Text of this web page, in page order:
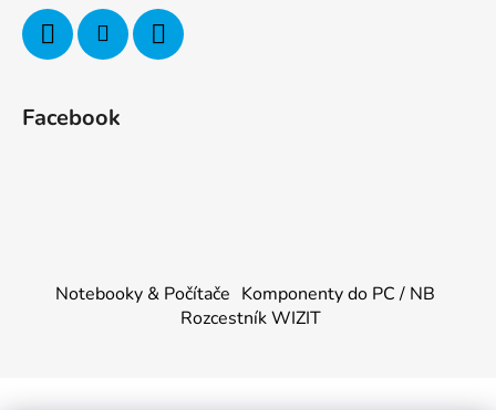
Facebook
Notebooky & Počítače Komponenty do PC / NB
Rozcestník WIZIT